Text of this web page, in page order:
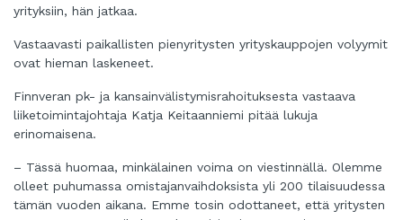
yrityksiin, hän jatkaa.
Vastaavasti paikallisten pienyritysten yrityskauppojen volyymit
ovat hieman laskeneet.
Finnveran pk- ja kansainvälistymisrahoituksesta vastaava
liiketoimintajohtaja Katja Keitaanniemi pitää lukuja
erinomaisena.
– Tässä huomaa, minkälainen voima on viestinnällä. Olemme
olleet puhumassa omistajanvaihdoksista yli 200 tilaisuudessa
tämän vuoden aikana. Emme tosin odottaneet, että yritysten